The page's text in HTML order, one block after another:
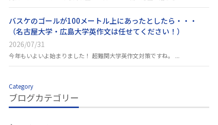
バスケのゴールが100メートル上にあったとしたら・・・
（名古屋大学・広島大学英作文は任せてください！）
2026/07/31
今年もいよいよ始まりました！ 超難関大学英作文対策ですね。 ...
Category
ブログカテゴリー